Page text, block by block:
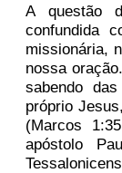
A questão
confundida
missionária,
nossa
sabendo
próprio
(Marcos
apóstolo